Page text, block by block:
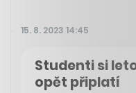
15. 8. 2023 14:45
Studenti si
opět připlatí